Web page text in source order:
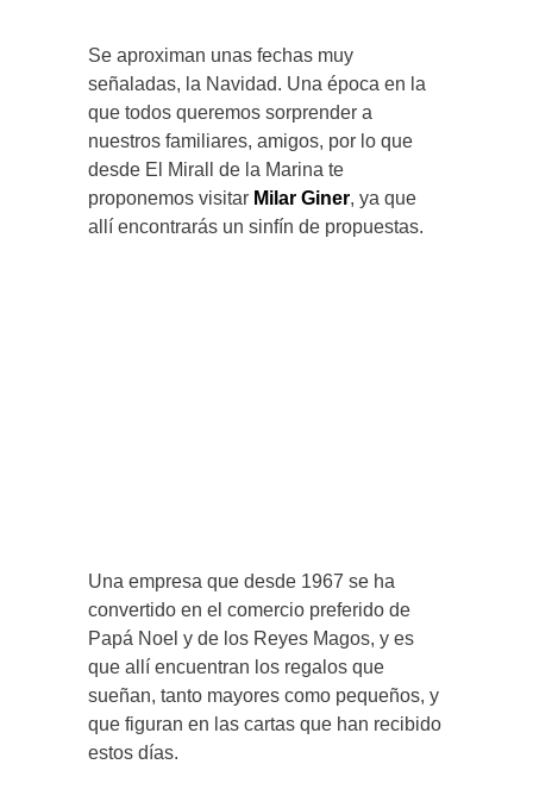
Se aproximan unas fechas muy
señaladas, la Navidad. Una época en la
que todos queremos sorprender a
nuestros familiares, amigos, por lo que
desde El Mirall de la Marina te
proponemos visitar Milar Giner, ya que
allí encontrarás un sinfín de propuestas.
Una empresa que desde 1967 se ha
convertido en el comercio preferido de
Papá Noel y de los Reyes Magos, y es
que allí encuentran los regalos que
sueñan, tanto mayores como pequeños, y
que figuran en las cartas que han recibido
estos días.